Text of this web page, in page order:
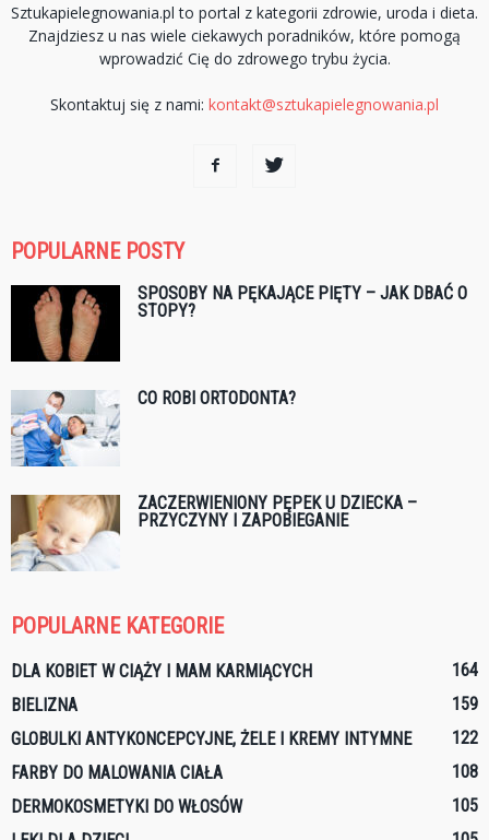
Sztukapielegnowania.pl to portal z kategorii zdrowie, uroda i dieta.
Znajdziesz u nas wiele ciekawych poradników, które pomogą
wprowadzić Cię do zdrowego trybu życia.
Skontaktuj się z nami: kontakt@sztukapielegnowania.pl
POPULARNE POSTY
SPOSOBY NA PĘKAJĄCE PIĘTY – JAK DBAĆ O
STOPY?
CO ROBI ORTODONTA?
ZACZERWIENIONY PĘPEK U DZIECKA –
PRZYCZYNY I ZAPOBIEGANIE
POPULARNE KATEGORIE
DLA KOBIET W CIĄŻY I MAM KARMIĄCYCH
164
BIELIZNA
159
GLOBULKI ANTYKONCEPCYJNE, ŻELE I KREMY INTYMNE
122
FARBY DO MALOWANIA CIAŁA
108
DERMOKOSMETYKI DO WŁOSÓW
105